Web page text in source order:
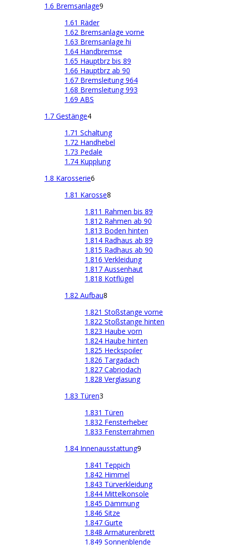
1.6 Bremsanlage9
1.61 Räder
1.62 Bremsanlage vorne
1.63 Bremsanlage hi
1.64 Handbremse
1.65 Hauptbrz bis 89
1.66 Hauptbrz ab 90
1.67 Bremsleitung 964
1.68 Bremsleitung 993
1.69 ABS
1.7 Gestänge4
1.71 Schaltung
1.72 Handhebel
1.73 Pedale
1.74 Kupplung
1.8 Karosserie6
1.81 Karosse8
1.811 Rahmen bis 89
1.812 Rahmen ab 90
1.813 Boden hinten
1.814 Radhaus ab 89
1.815 Radhaus ab 90
1.816 Verkleidung
1.817 Aussenhaut
1.818 Kotflügel
1.82 Aufbau8
1.821 Stoßstange vorne
1.822 Stoßstange hinten
1.823 Haube vorn
1.824 Haube hinten
1.825 Heckspoiler
1.826 Targadach
1.827 Cabriodach
1.828 Verglasung
1.83 Türen3
1.831 Türen
1.832 Fensterheber
1.833 Fensterrahmen
1.84 Innenausstattung9
1.841 Teppich
1.842 Himmel
1.843 Türverkleidung
1.844 Mittelkonsole
1.845 Dämmung
1.846 Sitze
1.847 Gurte
1.848 Armaturenbrett
1.849 Sonnenblende